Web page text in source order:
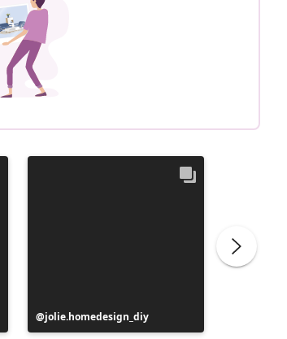
Post
opublikowany
jolie.homedesign_diy